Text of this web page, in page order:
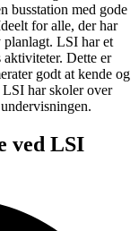
busstation med gode
for alle, der har
LSI har et
aktiviteter. Dette er
godt at kende og
LSI har skoler over
ved LSI